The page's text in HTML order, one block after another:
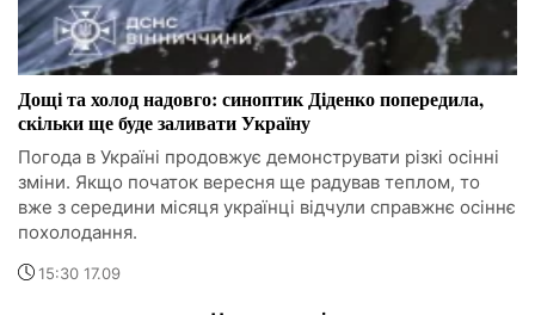
Дощі та холод надовго: синоптик Діденко попередила,
скільки ще буде заливати Україну
Погода в Україні продовжує демонструвати різкі осінні
зміни. Якщо початок вересня ще радував теплом, то
вже з середини місяця українці відчули справжнє осіннє
похолодання.
15:30 17.09